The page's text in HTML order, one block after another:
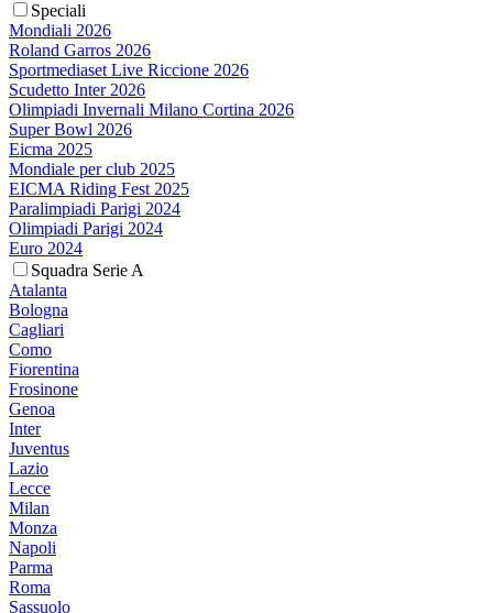
Speciali
Mondiali 2026
Roland Garros 2026
Sportmediaset Live Riccione 2026
Scudetto Inter 2026
Olimpiadi Invernali Milano Cortina 2026
Super Bowl 2026
Eicma 2025
Mondiale per club 2025
EICMA Riding Fest 2025
Paralimpiadi Parigi 2024
Olimpiadi Parigi 2024
Euro 2024
Squadra Serie A
Atalanta
Bologna
Cagliari
Como
Fiorentina
Frosinone
Genoa
Inter
Juventus
Lazio
Lecce
Milan
Monza
Napoli
Parma
Roma
Sassuolo